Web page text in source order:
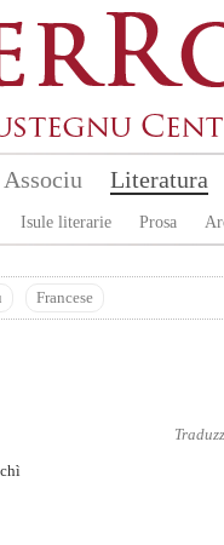
Associu Literatura
Isule literarie Prosa
Francese